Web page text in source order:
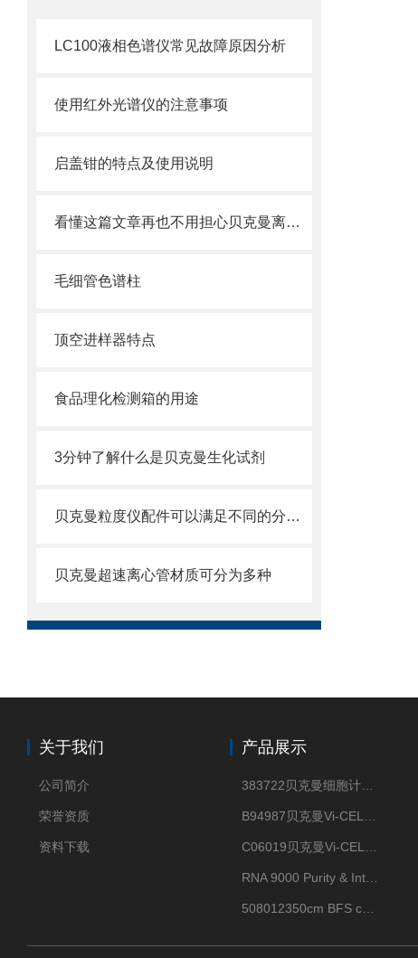
LC100液相色谱仪常见故障原因分析
使用红外光谱仪的注意事项
启盖钳的特点及使用说明
看懂这篇文章再也不用担心贝克曼离心管破裂了
毛细管色谱柱
顶空进样器特点
食品理化检测箱的用途
3分钟了解什么是贝克曼生化试剂
贝克曼粒度仪配件可以满足不同的分析要求
贝克曼超速离心管材质可分为多种
关于我们
公司简介
荣誉资质
资料下载
产品展示